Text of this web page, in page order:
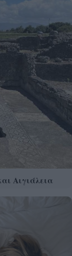
Αιγιάλεια